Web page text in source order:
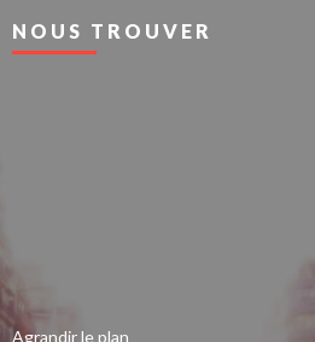
NOUS TROUVER
Agrandir le plan